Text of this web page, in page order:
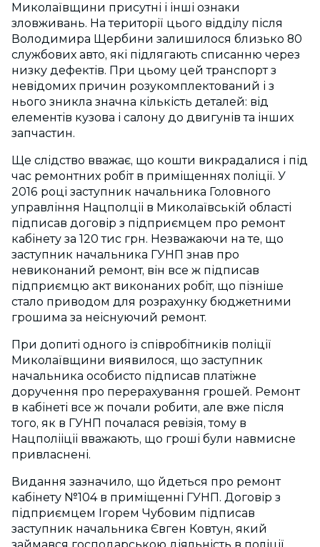
Миколаївщини присутні і інші ознаки
зловживань. На території цього відділу після
Володимира Щербини залишилося близько 80
службових авто, які підлягають списанню через
низку дефектів. При цьому цей транспорт з
невідомих причин розукомплектований і з
нього зникла значна кількість деталей: від
елементів кузова і салону до двигунів та інших
запчастин.
Ще слідство вважає, що кошти викрадалися і під
час ремонтних робіт в приміщеннях поліції. У
2016 році заступник начальника Головного
управління Нацполціі в Миколаївській області
підписав договір з підприємцем про ремонт
кабінету за 120 тис грн. Незважаючи на те, що
заступник начальника ГУНП знав про
невиконаний ремонт, він все ж підписав
підприємцю акт виконаних робіт, що пізніше
стало приводом для розрахунку бюджетними
грошима за неіснуючий ремонт.
При допиті одного із співробітників поліції
Миколаївщини виявилося, що заступник
начальника особисто підписав платіжне
доручення про перерахування грошей. Ремонт
в кабінеті все ж почали робити, але вже після
того, як в ГУНП почалася ревізія, тому в
Нацполііціі вважають, що гроші були навмисне
привласнені.
Видання зазначило, що йдеться про ремонт
кабінету №104 в приміщенні ГУНП. Договір з
підприємцем Ігорем Чубовим підписав
заступник начальника Євген Ковтун, який